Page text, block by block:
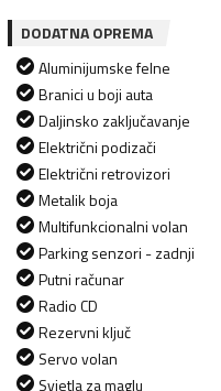
DODATNA OPREMA
Aluminijumske felne
Branici u boji auta
Daljinsko zaključavanje
Električni podizači
Električni retrovizori
Metalik boja
Multifunkcionalni volan
Parking senzori - zadnji
Putni računar
Radio CD
Rezervni ključ
Servo volan
Svjetla za maglu